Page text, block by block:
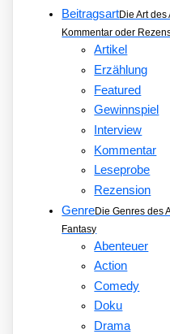
BeitragsartDie Art
Kommentar oder
Artikel
Erzählung
Featured
Gewinnspiel
Interview
Kommentar
Leseprobe
Rezension
GenreDie Genres des
Fantasy
Abenteuer
Action
Comedy
Doku
Drama